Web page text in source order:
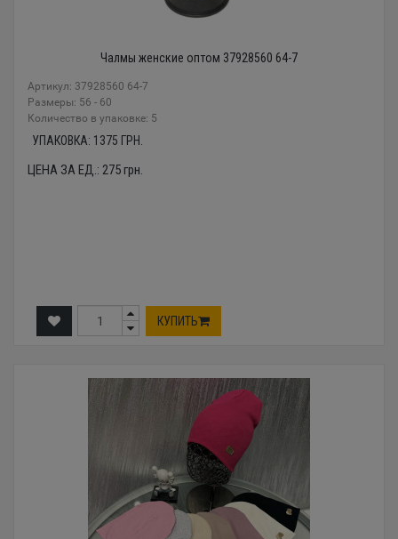
Чалмы женские оптом 37928560 64-7
Артикул: 37928560 64-7
Размеры: 56 - 60
Количество в упаковке: 5
УПАКОВКА: 1375 ГРН.
ЦЕНА ЗА ЕД.: 275грн.
КУПИТЬ